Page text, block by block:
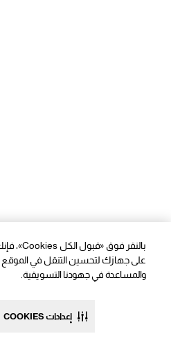
على جهازك لتحسين التنقل في الموقع
والمساعدة في جهودنا التسويقية.
إعدادات COOKIES